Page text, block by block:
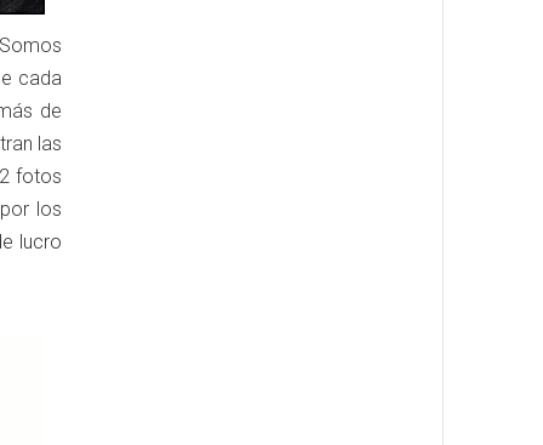
cada
de
las
fotos
los
lucro